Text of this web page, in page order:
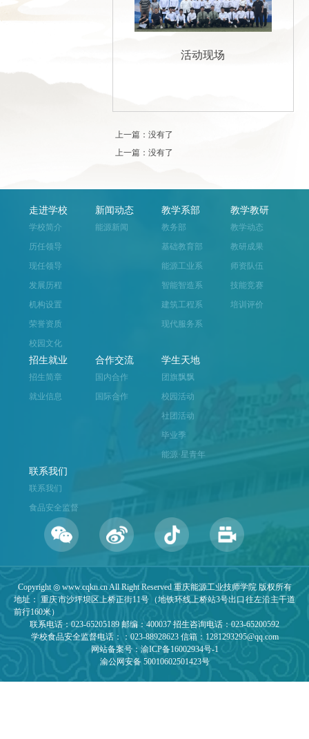
活动现场
上一篇：没有了
上一篇：没有了
走进学校
学校简介
历任领导
现任领导
发展历程
机构设置
荣誉资质
校园文化
新闻动态
能源新闻
教学系部
教务部
基础教育部
能源工业系
智能智造系
建筑工程系
现代服务系
教学教研
教学动态
教研成果
师资队伍
技能竞赛
培训评价
招生就业
招生简章
就业信息
合作交流
国内合作
国际合作
学生天地
团旗飘飘
校园活动
社团活动
毕业季
能源·星青年
联系我们
联系我们
食品安全监督
Copyright ◎ www.cqkn.cn All Right Reserved 重庆能源工业技师学院 版权所有
地址： 重庆市沙坪坝区上桥正街11号（地铁环线上桥站3号出口往左沿主干道
前行160米）
联系电话：023-65205189 邮编：400037 招生咨询电话：023-65200592
学校食品安全监督电话：：023-88928623 信箱：1281293295@qq.com
网站备案号：渝ICP备16002934号-1
渝公网安备 50010602501423号